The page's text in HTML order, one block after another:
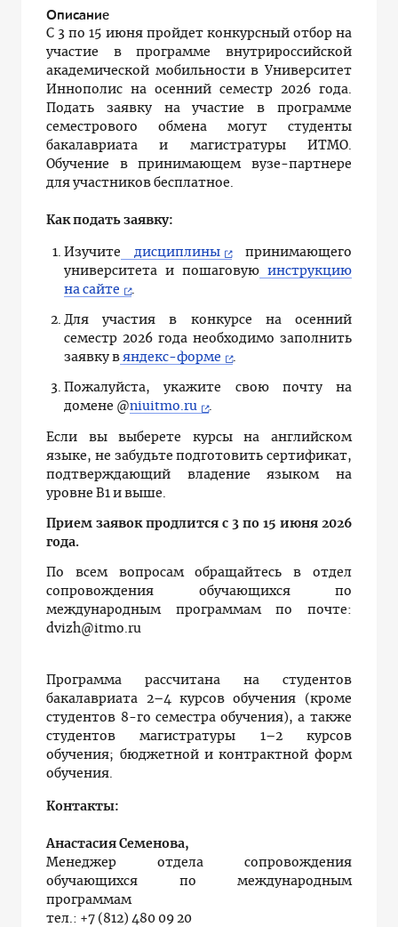
Описание
С 3 по 15 июня пройдет конкурсный отбор на
участие в программе внутрироссийской
академической мобильности в Университет
Иннополис на осенний семестр 2026 года.
Подать заявку на участие в программе
семестрового обмена могут студенты
бакалавриата и магистратуры ИТМО.
Обучение в принимающем вузе-партнере
для участников бесплатное.
Как подать заявку:
Изучите дисциплины
принимающего
университета и пошаговую
инструкцию
на сайте
.
Для участия в конкурсе на осенний
семестр 2026 года необходимо заполнить
заявку в яндекс-форме .
Пожалуйста, укажите свою почту на
домене @niuitmo.ru .
Если вы выберете курсы на английском
языке, не забудьте подготовить сертификат,
подтверждающий владение языком на
уровне B1 и выше.
Прием заявок продлится с 3 по 15 июня 2026
года.
По всем вопросам обращайтесь в отдел
сопровождения обучающихся по
международным программам по почте:
dvizh@itmo.ru
Программа рассчитана на студентов
бакалавриата 2–4 курсов обучения (кроме
студентов 8-го семестра обучения), а также
студентов магистратуры 1–2 курсов
обучения; бюджетной и контрактной форм
обучения.
Контакты:
Анастасия Семенова,
Менеджер отдела сопровождения
обучающихся по международным
программам
тел.: +7 (812) 480 09 20